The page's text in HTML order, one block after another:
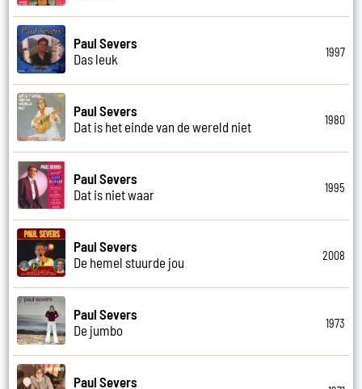
Paul Severs
Das leuk
1997
Paul Severs
Dat is het einde van de wereld niet
1980
Paul Severs
Dat is niet waar
1995
Paul Severs
De hemel stuurde jou
2008
Paul Severs
De jumbo
1973
Paul Severs